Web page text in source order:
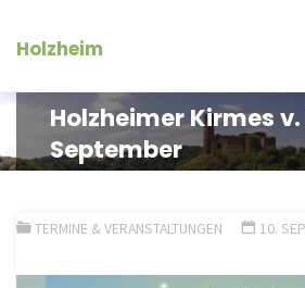
InhaltHolzheim
Holzheimer Kirmes v.
September
TERMINE & VERANSTALTUNGEN 10.